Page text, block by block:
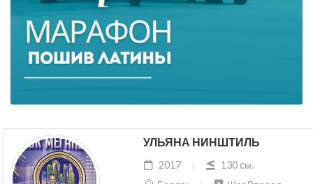
УЛЬЯНА НИНШТИЛЬ
2017
130 cм.